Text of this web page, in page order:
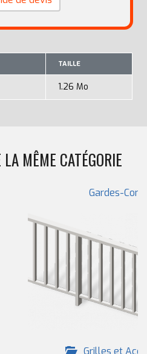
TAILLE
1.26 Mo
MÊME CATÉGORIE
et Accessoires